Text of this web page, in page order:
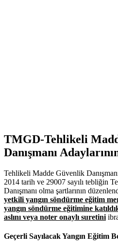
TMGD-Tehlikeli
Danışmanı
Tehlikeli Madde Güvenlik
2014 tarih ve 29007 sayılı tebliğin
Danışmanı olma şartlarının
yetkili yangın söndürme eğitim
yangın söndürme eğitimine
aslını veya noter onaylı suretini
Geçerli Sayılacak Yangın Eğitim